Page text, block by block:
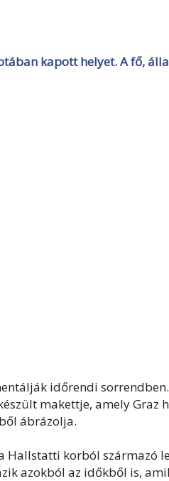
kapott helyet. A fő,
időrendi
makettje, amely
ábrázolja.
Hallstatti korból származó
azokból az időkből is,